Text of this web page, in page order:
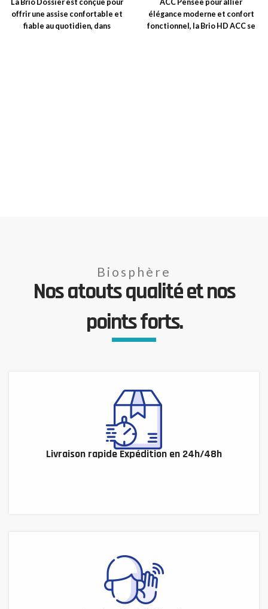
La Brio Dossier est conçue pour
offrir une assise confortable et
fiable au quotidien, dans
ACC Pensée pour allier
élégance moderne et confort
fonctionnel, la Brio HD ACC se
Biosphère
Nos atouts qualité et nos
points forts.
Livraison rapide Expédition en 24h/48h